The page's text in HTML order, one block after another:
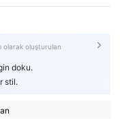
olarak oluşturulan
doku.
stil.